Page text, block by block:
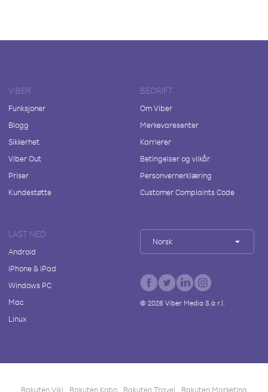
VIBER
Funksjoner
Blogg
Sikkerhet
Viber Out
Priser
Kundestøtte
BEDRIFT
Om Viber
Merkevaresenter
Karrierer
Betingelser og vilkår
Personvernerklæring
Customer Complaints Code
LAST NED
Android
iPhone & iPad
Windows PC
Mac
Linux
Norsk
© 2026Viber Media S.à r.l.
Rakuten Viki Rakuten Kobo Rakuten Travel Rakuten Marketing